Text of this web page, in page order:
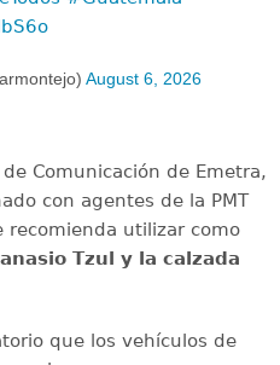
August 6, 2026
Comunicación de Emetra,
con agentes de la PMT
recomienda utilizar como
Tzul y la calzada
que los vehículos de